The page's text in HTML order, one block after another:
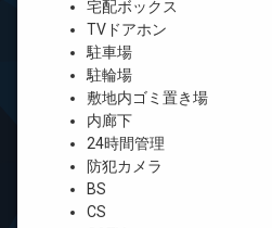
宅配ボックス
TVドアホン
駐車場
駐輪場
敷地内ゴミ置き場
内廊下
24時間管理
防犯カメラ
BS
CS